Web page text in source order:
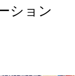
ション